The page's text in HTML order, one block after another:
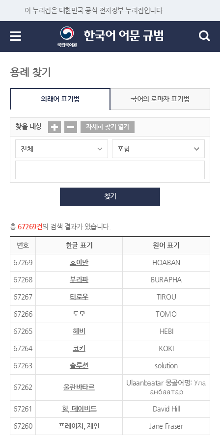
이 누리집은 대한민국 공식 전자정부 누리집입니다.
용례 찾기
외래어 표기법 국어의 로마자 표기법
찾을 대상 자세히 찾기 열기
찾기
총 67269건의 검색 결과가 있습니다.
번호 한글 표기 원어 표기
67269 호아반 HOABAN
67268 부라파 BURAPHA
67267 티로우 TIROU
67266 도모 TOMO
67265 헤비 HEBI
67264 코키 KOKI
67263 솔루션 solution
67262 울란바타르
Ulaanbaatar 몽골어명: Ула
анбаатар
67261 힐, 데이비드 David Hill
67260 프레이저, 제인 Jane Fraser